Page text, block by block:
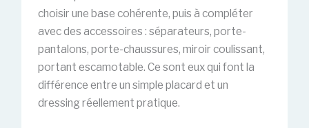
choisir une base cohérente, puis à compléter
avec des accessoires : séparateurs, porte-
pantalons, porte-chaussures, miroir coulissant,
portant escamotable. Ce sont eux qui font la
différence entre un simple placard et un
dressing réellement pratique.